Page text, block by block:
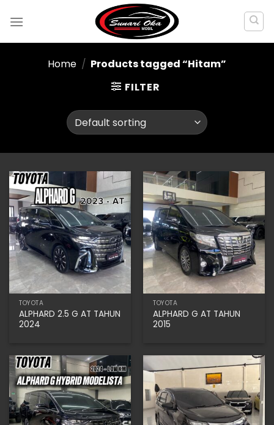
Home / Products tagged “Hitam”
FILTER
TOYOTA
ALPHARD 2.5 G AT TAHUN
2024
TOYOTA
ALPHARD G AT TAHUN
2015